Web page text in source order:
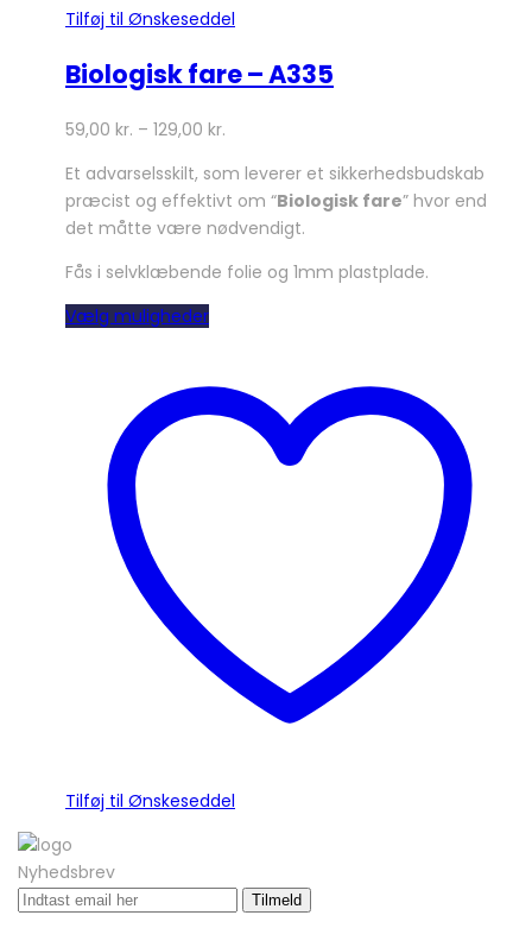
Tilføj til Ønskeseddel
Biologisk fare – A335
59,00 kr. – 129,00 kr.
Et advarselsskilt, som leverer et sikkerhedsbudskab
præcist og effektivt om “Biologisk fare” hvor end
det måtte være nødvendigt.
Fås i selvklæbende folie og 1mm plastplade.
Vælg mulighederDette
flere
varianter.
Mulighederne
Tilføj til Ønskeseddel
Nyhedsbrev